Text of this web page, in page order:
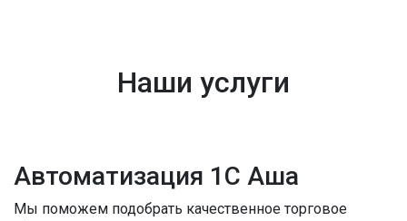
Наши услуги
Автоматизация 1С Аша
Мы поможем подобрать качественное торговое